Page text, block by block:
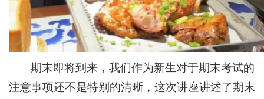
期末即将到来，我们作为新生对于期末考试的
注意事项还不是特别的清晰，这次讲座讲述了期末